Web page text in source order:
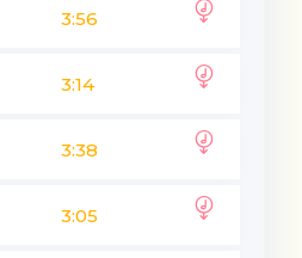
3:56
3:14
3:38
3:05